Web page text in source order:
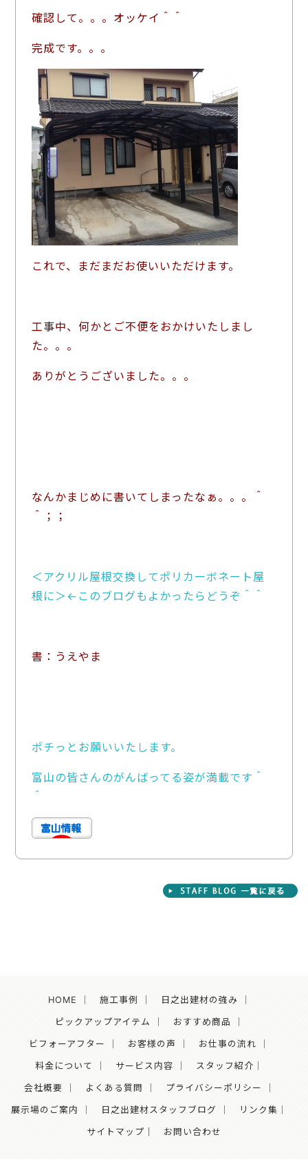
確認して。。。オッケイ＾＾
完成です。。。
これで、まだまだお使いいただけます。
工事中、何かとご不便をおかけいたしまし
た。。。
ありがとうございました。。。
なんかまじめに書いてしまったなぁ。。。＾
＾；；
＜アクリル屋根交換してポリカーボネート屋
根に＞←このブログもよかったらどうぞ＾＾
書：うえやま
ポチっとお願いいたします。
富山の皆さんのがんばってる姿が満載です＾
＾
HOME 施工事例 日之出建材の強み
ピックアップアイテム おすすめ商品
ビフォーアフター お客様の声 お仕事の流れ
料金について サービス内容 スタッフ紹介
会社概要 よくある質問 プライバシーポリシー
展示場のご案内 日之出建材スタッフブログ リンク集
サイトマップ｜ お問い合わせ